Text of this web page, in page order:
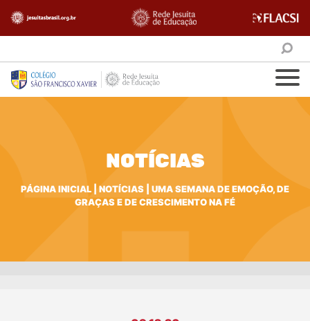
NOTÍCIAS
PÁGINA INICIAL NOTÍCIAS
UMA SEMANA DE EMOÇÃO, DE
GRAÇAS E DE CRESCIMENTO NA FÉ